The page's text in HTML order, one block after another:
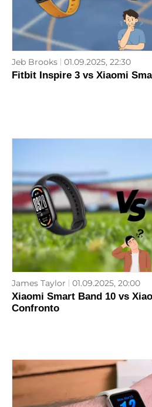
Jeb Brooks 01.09.2025, 22:30
Fitbit Inspire 3 vs Xiaomi
James Taylor 01.09.2025, 20:00
Xiaomi Smart Band 10 vs
Confronto